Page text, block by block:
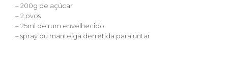
– 200g de açúcar
– 2 ovos
– 25ml de rum envelhecido
– spray ou manteiga derretida para untar